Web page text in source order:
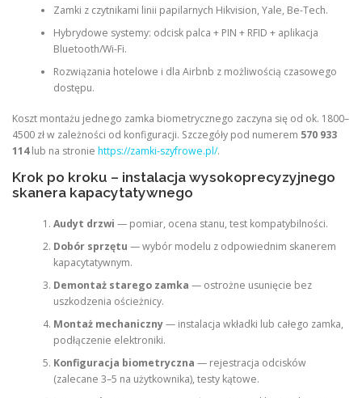
Zamki z czytnikami linii papilarnych Hikvision, Yale, Be-Tech.
Hybrydowe systemy: odcisk palca + PIN + RFID + aplikacja
Bluetooth/Wi-Fi.
Rozwiązania hotelowe i dla Airbnb z możliwością czasowego
dostępu.
Koszt montażu jednego zamka biometrycznego zaczyna się od ok. 1800–
4500 zł w zależności od konfiguracji. Szczegóły pod numerem 570 933
114lub na stronie https://zamki-szyfrowe.pl/.
Krok po kroku – instalacja wysokoprecyzyjnego
skanera kapacytatywnego
Audyt drzwi — pomiar, ocena stanu, test kompatybilności.
Dobór sprzętu — wybór modelu z odpowiednim skanerem
kapacytatywnym.
Demontaż starego zamka — ostrożne usunięcie bez
uszkodzenia ościeżnicy.
Montaż mechaniczny— instalacja wkładki lub całego zamka,
podłączenie elektroniki.
Konfiguracja biometryczna — rejestracja odcisków
(zalecane 3–5 na użytkownika), testy kątowe.